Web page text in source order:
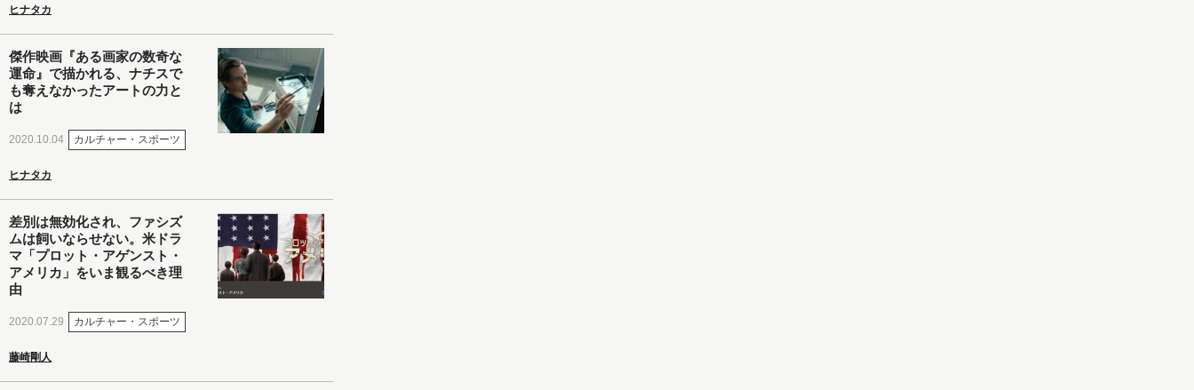
ヒナタカ
傑作映画『ある画家の数奇な
運命』で描かれる、ナチスで
も奪えなかったアートの力と
は
2020.10.04 カルチャー・スポーツ
ヒナタカ
差別は無効化され、ファシズ
ムは飼いならせない。米ドラ
マ「プロット・アゲンスト・
アメリカ」をいま観るべき理
由
2020.07.29 カルチャー・スポーツ
藤崎剛人